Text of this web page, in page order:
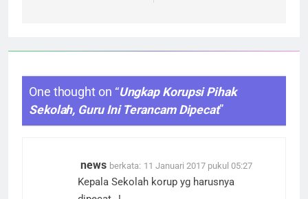
One thought on “Ungkap Korupsi Pihak
Sekolah, Guru Ini Terancam Dipecat”
news berkata: 11 Januari 2017 pukul 05:27
Kepala Sekolah korup yg harusnya